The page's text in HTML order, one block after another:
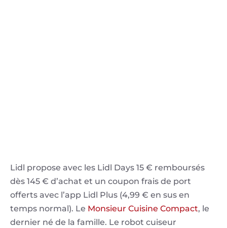
Lidl propose avec les Lidl Days 15 € remboursés
dès 145 € d’achat et un coupon frais de port
offerts avec l’app Lidl Plus (4,99 € en sus en
temps normal). Le Monsieur Cuisine Compact, le
dernier né de la famille. Le robot cuiseur